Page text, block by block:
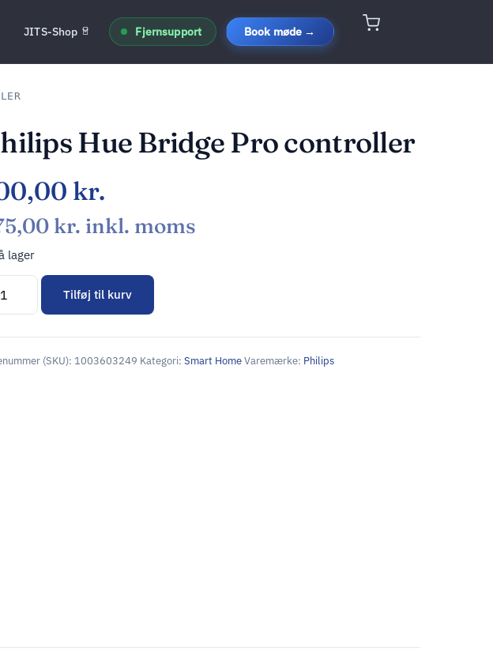
JITS-Shop Fjernsupport Book møde →
Hue Bridge Pro controller
kr.
kr. inkl. moms
lager
Tilføj til kurv
(SKU): 1003603249 Kategori: Smart HomeVaremærke: Philips